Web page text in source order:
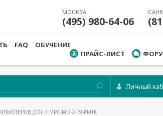
МОСКВА
(495) 980-64-06
FAQ
ОБУЧЕНИЕ
ПРАЙС-ЛИСТ
Личный
> MPC-MD-2-19-PMTK